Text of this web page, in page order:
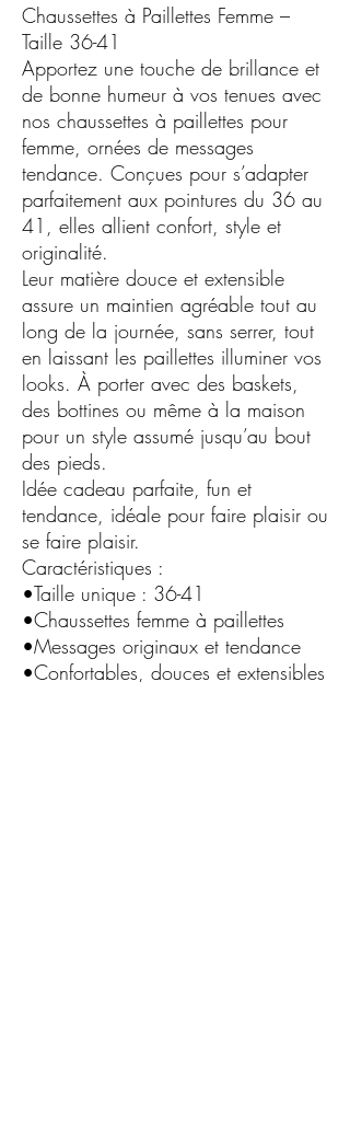
Chaussettes à Paillettes Femme –
Taille 36-41
Apportez une touche de brillance et
de bonne humeur à vos tenues avec
nos chaussettes à paillettes pour
femme, ornées de messages
tendance. Conçues pour s’adapter
parfaitement aux pointures du 36 au
41, elles allient confort, style et
originalité.
Leur matière douce et extensible
assure un maintien agréable tout au
long de la journée, sans serrer, tout
en laissant les paillettes illuminer vos
looks. À porter avec des baskets,
des bottines ou même à la maison
pour un style assumé jusqu’au bout
des pieds.
Idée cadeau parfaite, fun et
tendance, idéale pour faire plaisir ou
se faire plaisir.
Caractéristiques :
•Taille unique : 36-41
•Chaussettes femme à paillettes
•Messages originaux et tendance
•Confortables, douces et extensibles